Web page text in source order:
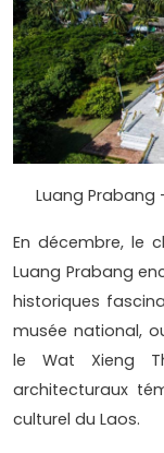
Luang Prabang
En décembre, le
Luang Prabang
historiques
musée national,
le Wat Xieng
architecturaux
culturel du Laos.